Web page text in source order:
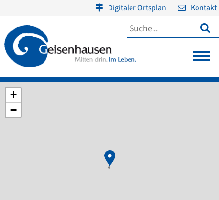
Digitaler Ortsplan Kontakt

+
−